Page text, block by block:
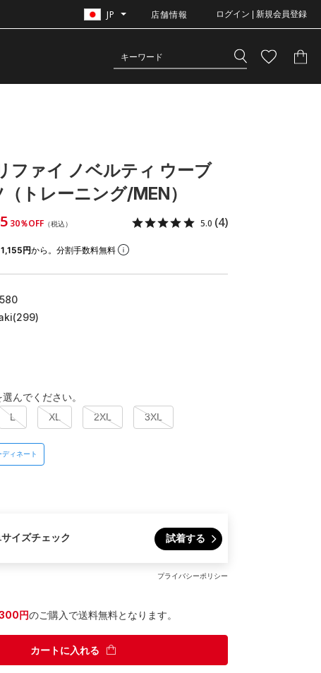
JP 店舗情報 ログイン | 新規会員登録
ファイ ノベルティ ウーブ
トレーニング/MEN）
30％OFF （税込） 5.0 (4)
1,155円から。分割手数料無料
んでください。
L XL 2XL 3XL
ディネート
イズチェック 試着する
プライバシーポリシー
円のご購入で送料無料となります。
カートに入れる